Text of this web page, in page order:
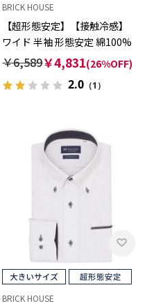
BRICK HOUSE
【超形態安定】【接触冷感】
ワイド 半袖 形態安定 綿100%
ワイシャツ
￥6,589￥4,831(26%OFF)
2.0 （1）
BRICK HOUSE